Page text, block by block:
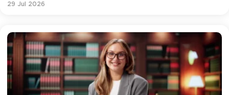
29 Jul 2026